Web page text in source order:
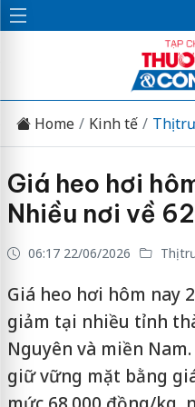
Home Kinh tế Thị
Giá heo hơi
Nhiều nơi về
06:17 22/06/2026 Thị
Giá heo hơi hôm nay
giảm tại nhiều tỉnh
Nguyên và miền
giữ vững mặt bằng